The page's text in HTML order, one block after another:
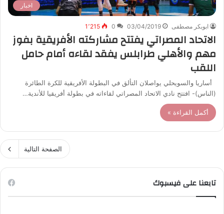
اخبار
ابوبكر مصطفى 03/04/2019
0 1٬215
الاتحاد المصراتي يفتتح مشاركته الأفريقية بفوز
مهم والأهلي طرابلس يفقد لقاءه أمام حامل
اللقب
أساريا والسويحلي يواصلان التألق في البطولة الأفريقية للكرة الطائرة
(الناس)- افتتح نادي الاتحاد المصراتي لقاءاته في بطولة أفريقيا للأندية…
أكمل القراءة »
الصفحة التالية
تابعنا على فيسبوك